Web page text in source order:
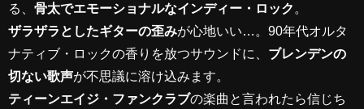
る、 骨太でエモーショナルなインディー・ロック
ザラザラとしたギターの歪みが心地いい…。90年代オルタ
ナティブ・ロックの香りを放つサウンドに、 ブレンデンの
切ない歌声が不思議に溶け込みます。
ティーンエイジ・ファンクラブの楽曲と言われたら信じち